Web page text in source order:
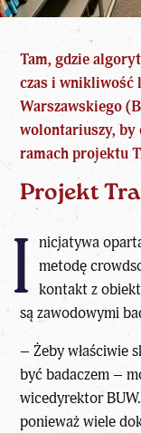
Tam, gdzie
czas i wnikliwość
Warszawskiego
wolontariuszy,
ramach projektu
Projekt
I nicjatywa
metodę
kontakt z
są zawodowymi
– Żeby właściwie
być badaczem –
wicedyrektor
ponieważ wiele